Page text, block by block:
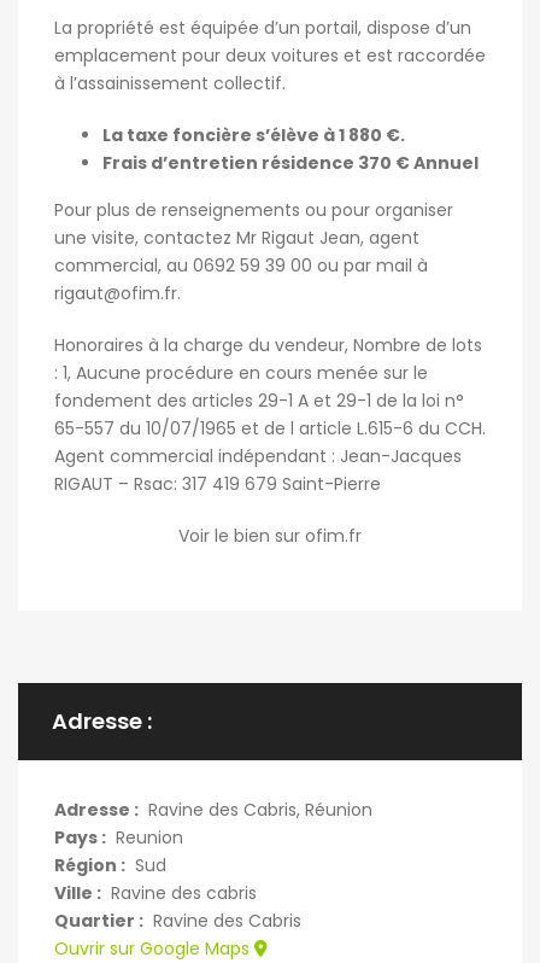
La propriété est équipée d’un portail, dispose d’un
emplacement pour deux voitures et est raccordée
à l’assainissement collectif.
La taxe foncière s’élève à 1 880 €.
Frais d’entretien résidence 370 € Annuel
Pour plus de renseignements ou pour organiser
une visite, contactez Mr Rigaut Jean, agent
commercial, au 0692 59 39 00 ou par mail à
rigaut@ofim.fr.
Honoraires à la charge du vendeur, Nombre de lots
: 1, Aucune procédure en cours menée sur le
fondement des articles 29-1 A et 29-1 de la loi n°
65-557 du 10/07/1965 et de l article L.615-6 du CCH.
Agent commercial indépendant : Jean-Jacques
RIGAUT – Rsac: 317 419 679 Saint-Pierre
Voir le bien sur ofim.fr
Adresse :
Adresse : Ravine des Cabris, Réunion
Pays : Reunion
Région : Sud
Ville : Ravine des cabris
Quartier : Ravine des Cabris
Ouvrir sur Google Maps